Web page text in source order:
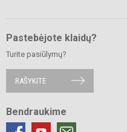
Pastebėjote klaidų?
Turite pasiūlymų?
RAŠYKITE
Bendraukime